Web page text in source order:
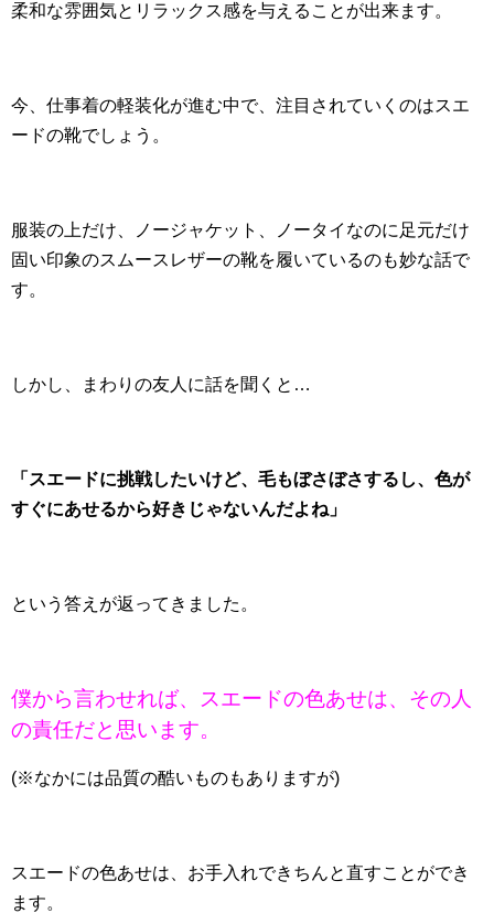
柔和な雰囲気とリラックス感を与えることが出来ます。
今、仕事着の軽装化が進む中で、注目されていくのはスエ
ードの靴でしょう。
服装の上だけ、ノージャケット、ノータイなのに足元だけ
固い印象のスムースレザーの靴を履いているのも妙な話で
す。
しかし、まわりの友人に話を聞くと…
「スエードに挑戦したいけど、毛もぼさぼさするし、色が
すぐにあせるから好きじゃないんだよね」
という答えが返ってきました。
僕から言わせれば、スエードの色あせは、その人
の責任だと思います。
(※なかには品質の酷いものもありますが)
スエードの色あせは、お手入れできちんと直すことができ
ます。